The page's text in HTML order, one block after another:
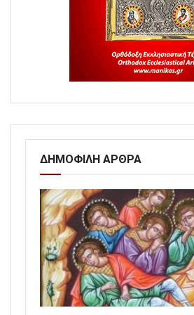
ΔΗΜΟΦΙΛΗ ΑΡΘΡΑ